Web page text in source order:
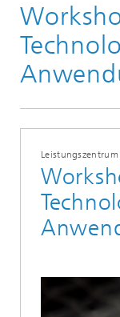
News und
Events